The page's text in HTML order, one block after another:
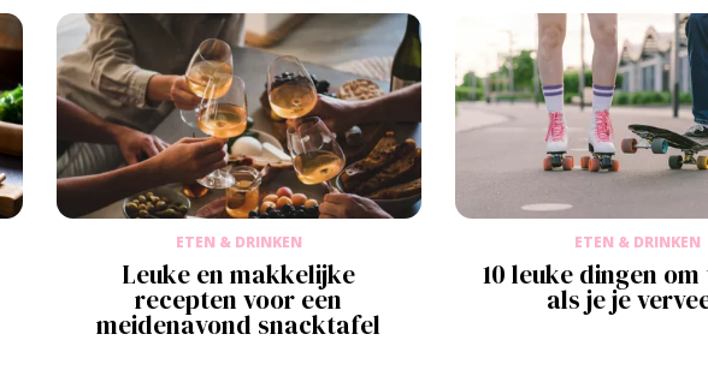
ETEN & DRINKEN
Leuke en makkelijke
recepten voor een
meidenavond snacktafel
ETEN & DRINKEN
10 leuke dingen
als je je